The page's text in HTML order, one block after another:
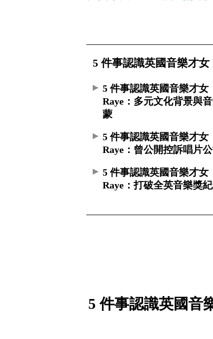
5 件事認識英國音樂才女
5 件事認識英國音樂才女
Raye：多元文化背景與
蒙
5 件事認識英國音樂才女
Raye：曾公開控訴唱片公
5 件事認識英國音樂才女
Raye：打破全英音樂獎
5 件事認識英國音